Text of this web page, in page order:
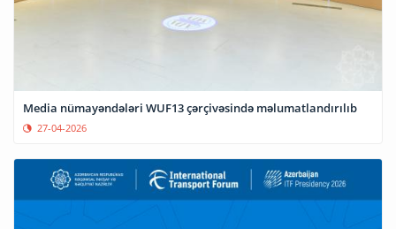
Media nümayəndələri WUF13 çərçivəsində məlumatlandırılıb
27-04-2026